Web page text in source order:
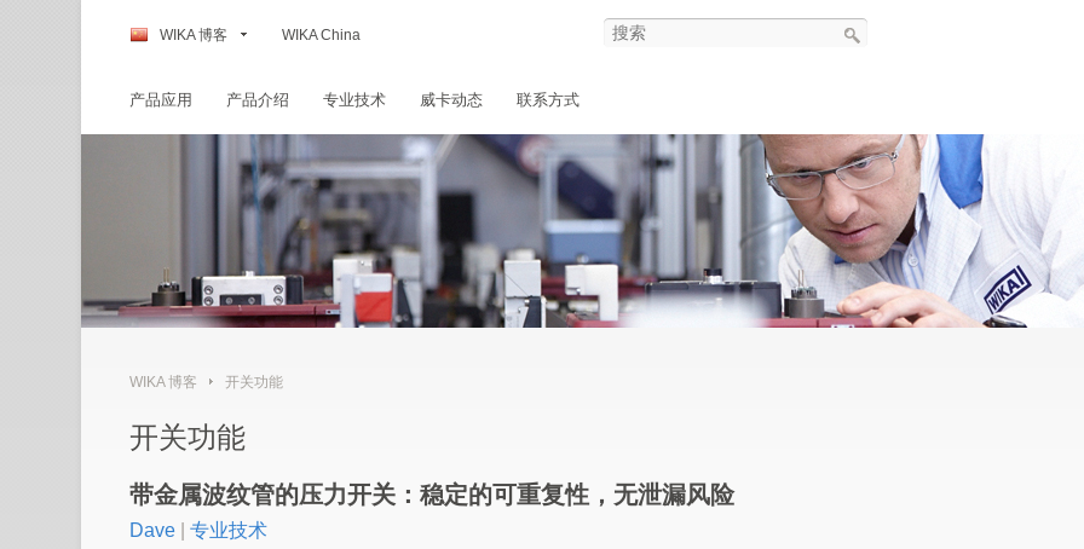
WIKA 博客 WIKA China
产品应用 产品介绍 专业技术 威卡动态 联系方式
WIKA 博客 开关功能
开关功能
带金属波纹管的压力开关：稳定的可重复性，无泄漏风险
Dave 专业技术